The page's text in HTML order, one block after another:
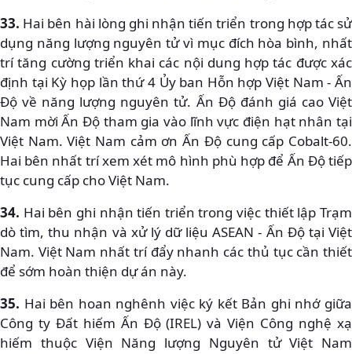
33. Hai bên hài lòng ghi nhận tiến triển trong hợp tác sử
dụng năng lượng nguyên tử vì mục đích hòa bình, nhất
trí tăng cường triển khai các nội dung hợp tác được xác
định tại Kỳ họp lần thứ 4 Ủy ban Hỗn hợp Việt Nam - Ấn
Độ về năng lượng nguyên tử. Ấn Độ đánh giá cao Việt
Nam mời Ấn Độ tham gia vào lĩnh vực điện hạt nhân tại
Việt Nam. Việt Nam cảm ơn Ấn Độ cung cấp Cobalt-60.
Hai bên nhất trí xem xét mô hình phù hợp để Ấn Độ tiếp
tục cung cấp cho Việt Nam.
34. Hai bên ghi nhận tiến triển trong việc thiết lập Trạm
dò tìm, thu nhận và xử lý dữ liệu ASEAN - Ấn Độ tại Việt
Nam. Việt Nam nhất trí đẩy nhanh các thủ tục cần thiết
để sớm hoàn thiện dự án này.
35. Hai bên hoan nghênh việc ký kết Bản ghi nhớ giữa
Công ty Đất hiếm Ấn Độ (IREL) và Viện Công nghệ xạ
hiếm thuộc Viện Năng lượng Nguyên tử Việt Nam